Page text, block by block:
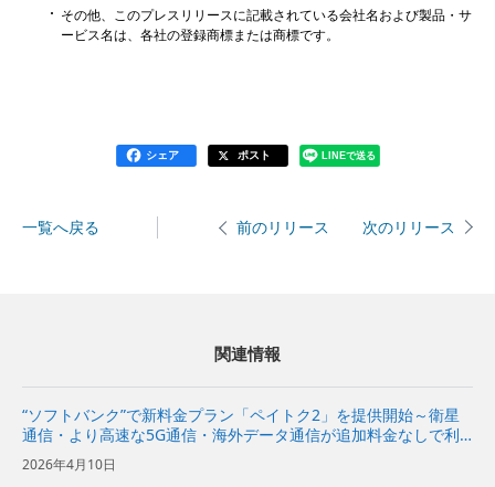
その他、このプレスリリースに記載されている会社名および製品・サ
ービス名は、各社の登録商標または商標です。
シェア ポスト LINEで送る
一覧へ戻る 前のリリース 次のリリース
関連情報
“ソフトバンク”で新料金プラン「ペイトク2」を提供開始～衛星
通信・より高速な5G通信・海外データ通信が追加料金なしで利
用でき、経済圏特典の拡充でPayPayポイント付与率が従来プラ
ンの2倍に～
2026年4月10日